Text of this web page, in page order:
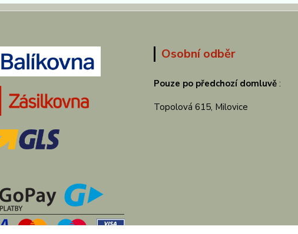
Osobní odběr
Pouze po předchozí domluvě :
Topolová 615, Milovice